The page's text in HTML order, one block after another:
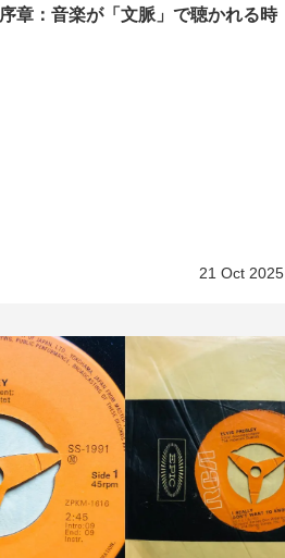
序章：音楽が「文脈」で聴かれる時
21 Oct 2025